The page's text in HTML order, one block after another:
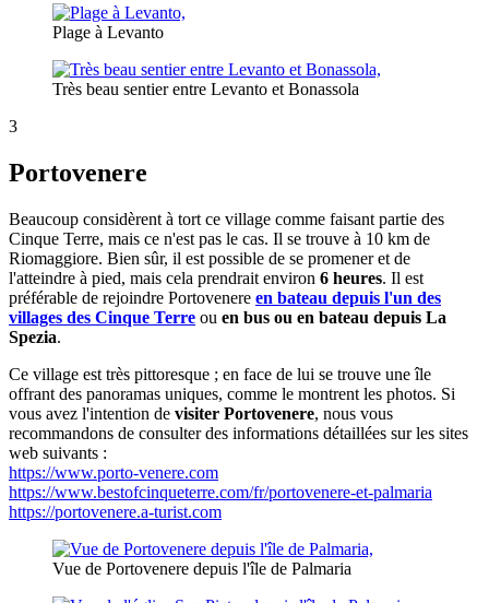
Plage à Levanto
Très beau sentier entre Levanto et Bonassola
3
Portovenere
Beaucoup considèrent à tort ce village comme faisant partie des
Cinque Terre, mais ce n'est pas le cas. Il se trouve à 10 km de
Riomaggiore. Bien sûr, il est possible de se promener et de
l'atteindre à pied, mais cela prendrait environ 6 heures. Il est
préférable de rejoindre Portovenere en bateau depuis l'un des
villages des Cinque Terre ou en bus ou en bateau depuis La
Spezia.
Ce village est très pittoresque ; en face de lui se trouve une île
offrant des panoramas uniques, comme le montrent les photos. Si
vous avez l'intention de visiter Portovenere, nous vous
recommandons de consulter des informations détaillées sur les sites
web suivants :
https://www.porto-venere.com
https://www.bestofcinqueterre.com/fr/portovenere-et-palmaria
https://portovenere.a-turist.com
Vue de Portovenere depuis l'île de Palmaria